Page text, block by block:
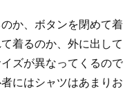
か、ボタンを閉めて着
着るのか、外に出して
ズが異なってくるので
にはシャツはあまりお